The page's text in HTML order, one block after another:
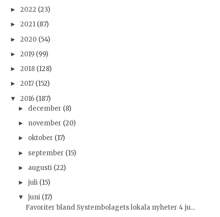
► 2022 (23)
► 2021 (87)
► 2020 (54)
► 2019 (99)
► 2018 (128)
► 2017 (152)
▼ 2016 (187)
► december (8)
► november (20)
► oktober (17)
► september (15)
► augusti (22)
► juli (15)
▼ juni (17)
Favoriter bland Systembolagets lokala nyheter 4 ju...